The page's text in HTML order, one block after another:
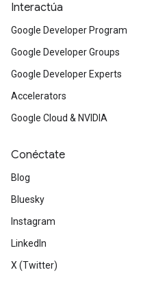
Interactúa
Google Developer Program
Google Developer Groups
Google Developer Experts
Accelerators
Google Cloud & NVIDIA
Conéctate
Blog
Bluesky
Instagram
LinkedIn
X (Twitter)